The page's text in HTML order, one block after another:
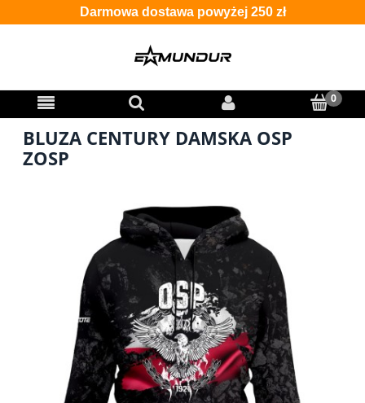
Darmowa dostawa powyżej 250 zł
BLUZA CENTURY DAMSKA OSP
ZOSP